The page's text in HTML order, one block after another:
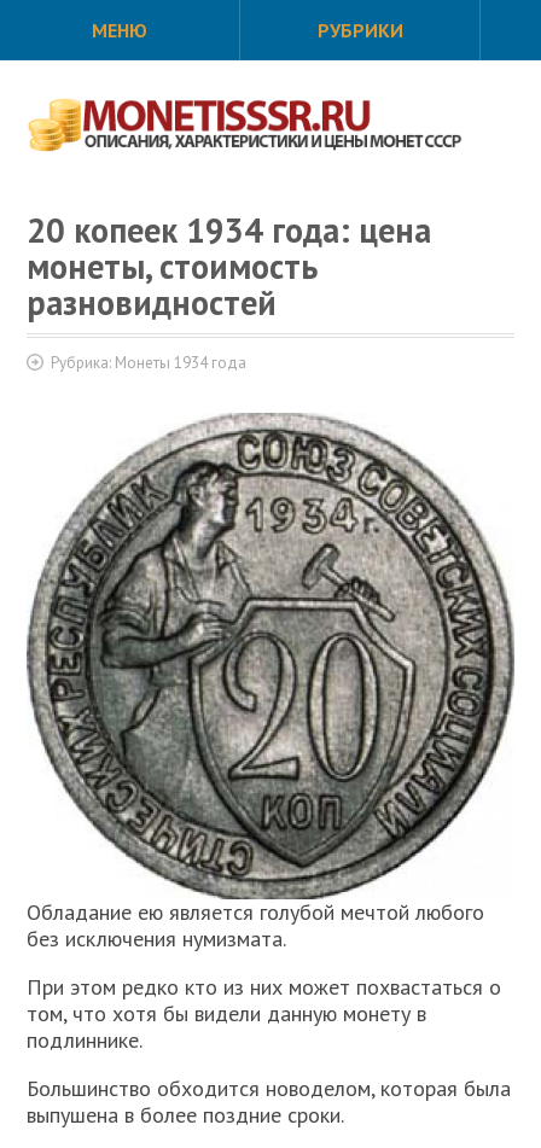
МЕНЮ РУБРИКИ
20 копеек 1934 года: цена
монеты, стоимость
разновидностей
Рубрика: Монеты 1934 года
Обладание ею является голубой мечтой любого
без исключения нумизмата.
При этом редко кто из них может похвастаться о
том, что хотя бы видели данную монету в
подлиннике.
Большинство обходится новоделом, которая была
выпушена в более поздние сроки.